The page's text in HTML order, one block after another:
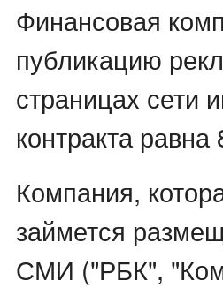
Финансовая
публикацию
страницах сети
контракта
Компания,
займется
СМИ ("РБК",